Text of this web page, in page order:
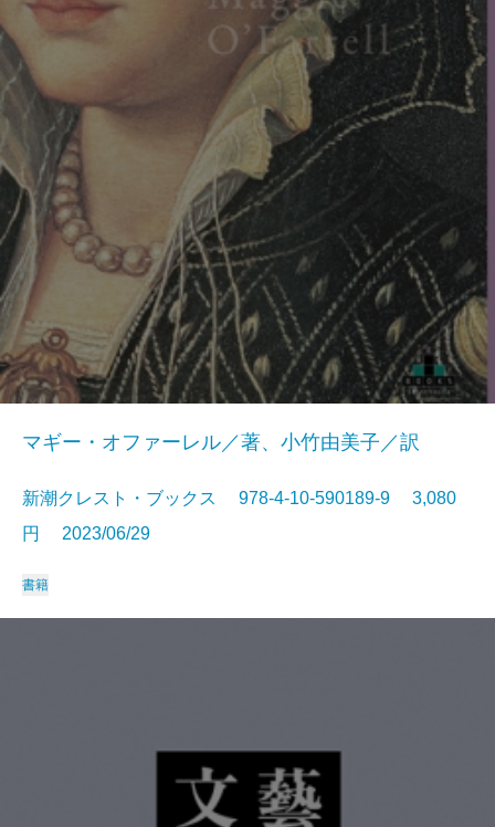
マギー・オファーレル／著、小竹由美子／訳
新潮クレスト・ブックス 978-4-10-590189-9 3,080
円 2023/06/29
書籍